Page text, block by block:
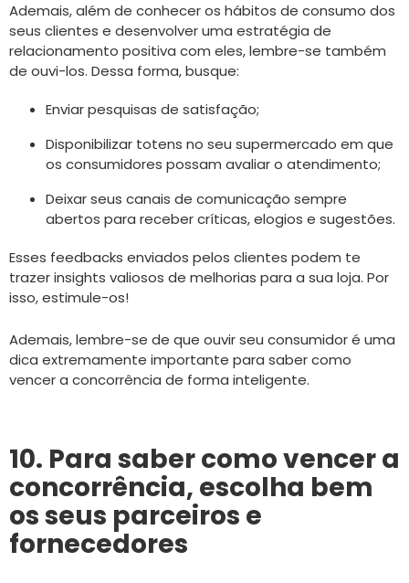
Ademais, além de conhecer os hábitos de consumo dos
seus clientes e desenvolver uma estratégia de
relacionamento positiva com eles, lembre-se também
de ouvi-los. Dessa forma, busque:
Enviar pesquisas de satisfação;
Disponibilizar totens no seu supermercado em que
os consumidores possam avaliar o atendimento;
Deixar seus canais de comunicação sempre
abertos para receber críticas, elogios e sugestões.
Esses feedbacks enviados pelos clientes podem te
trazer insights valiosos de melhorias para a sua loja. Por
isso, estimule-os!
Ademais, lembre-se de que ouvir seu consumidor é uma
dica extremamente importante para saber como
vencer a concorrência de forma inteligente.
10. Para saber como vencer a
concorrência, escolha bem
os seus parceiros e
fornecedores